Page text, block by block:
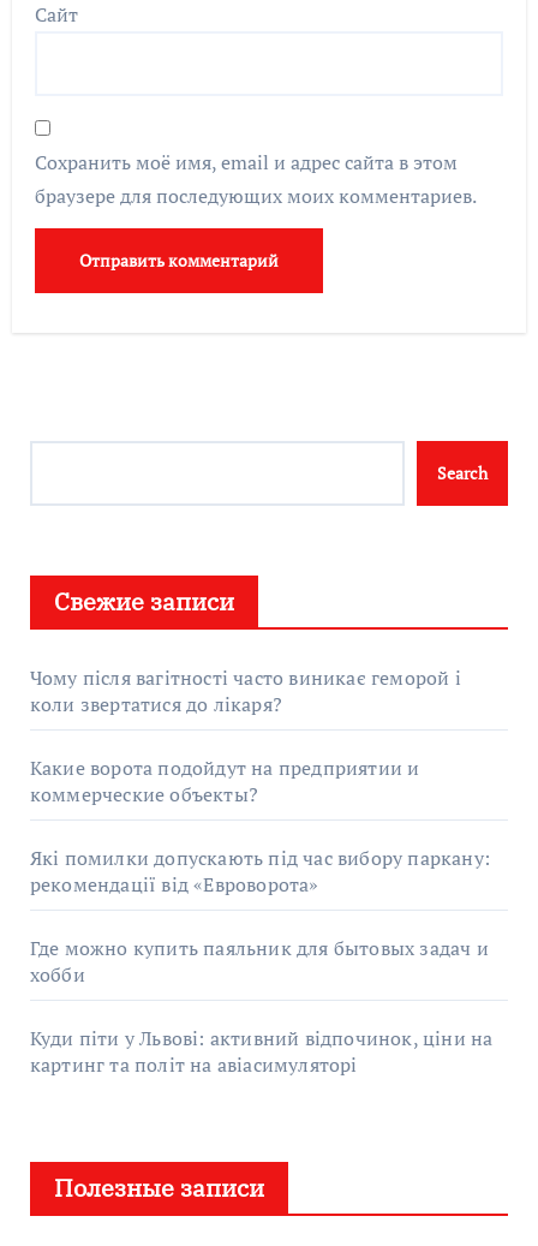
Сайт
Сохранить моё имя, email и адрес сайта в этом
браузере для последующих моих комментариев.
Search
Свежие записи
Чому після вагітності часто виникає геморой і
коли звертатися до лікаря?
Какие ворота подойдут на предприятии и
коммерческие объекты?
Які помилки допускають під час вибору паркану:
рекомендації від «Евроворота»
Где можно купить паяльник для бытовых задач и
хобби
Куди піти у Львові: активний відпочинок, ціни на
картинг та політ на авіасимуляторі
Полезные записи